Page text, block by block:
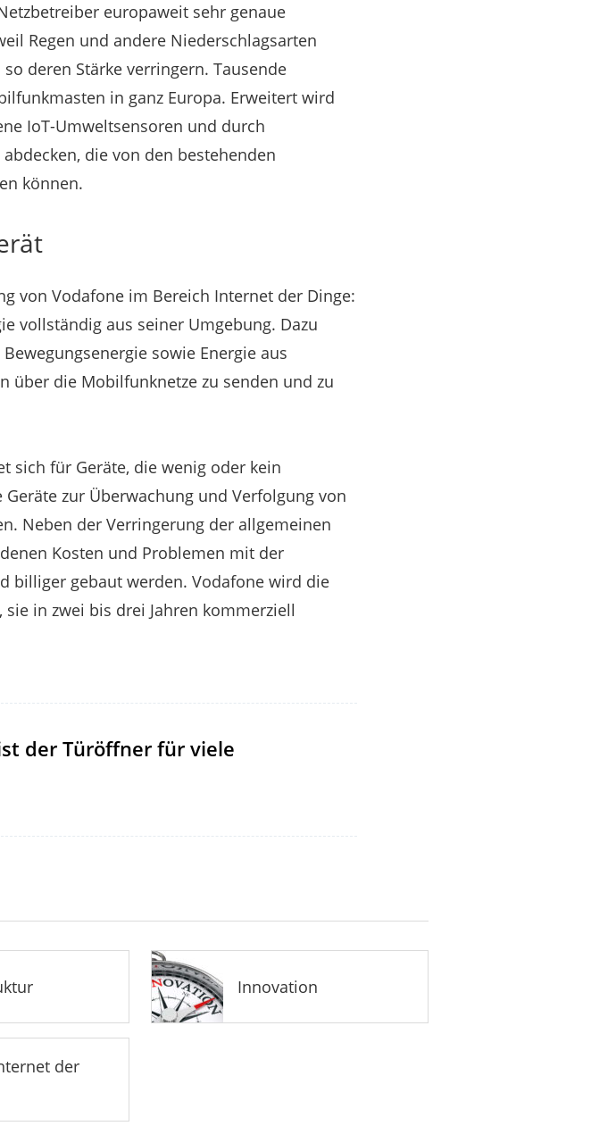
europaweit sehr genaue
Regen und andere Niederschlagsarten
deren Stärke verringern. Tausende
in ganz Europa. Erweitert wird
IoT-Umweltsensoren und durch
die von den bestehenden
können.
von Vodafone im Bereich Internet der Dinge:
vollständig aus seiner Umgebung. Dazu
sowie Energie aus
über die Mobilfunknetze zu senden und zu
sich für Geräte, die wenig oder kein
zur Überwachung und Verfolgung von
Neben der Verringerung der allgemeinen
Kosten und Problemen mit der
billiger gebaut werden. Vodafone wird die
in zwei bis drei Jahren kommerziell
der Türöffner für viele
Innovation
der